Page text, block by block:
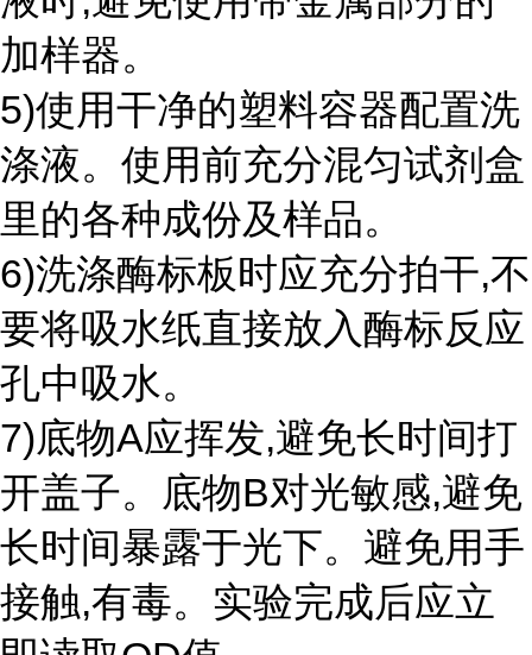
加样器。
5)使用干净的塑料容器配置洗
涤液。使用前充分混匀试剂盒
里的各种成份及样品。
6)洗涤酶标板时应充分拍干,不
要将吸水纸直接放入酶标反应
孔中吸水。
7)底物A应挥发,避免长时间打
开盖子。底物B对光敏感,避免
长时间暴露于光下。避免用手
接触,有毒。实验完成后应立